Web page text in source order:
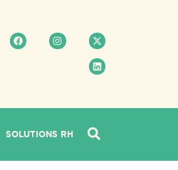
SOLUTIONS RH